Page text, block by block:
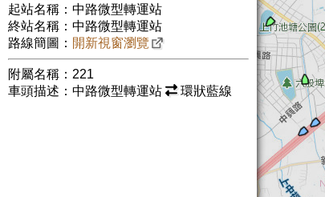
起站名稱：中路微型轉運站
終站名稱：中路微型轉運站
路線簡圖： 開新視窗瀏覽
附屬名稱：221
車頭描述：中路微型轉運站
環狀藍線